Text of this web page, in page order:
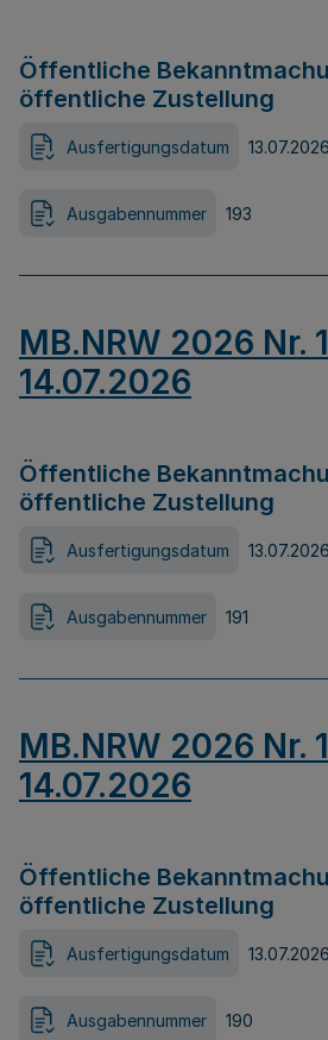
Öffentliche
öffentliche Zustellung
Ausfertigungsdatum 13.07.2026
Ausgabennummer 193
MB.NRW 2026 Nr.
14.07.2026
Öffentliche
öffentliche Zustellung
Ausfertigungsdatum 13.07.2026
Ausgabennummer 191
MB.NRW 2026 Nr.
14.07.2026
Öffentliche
öffentliche Zustellung
Ausfertigungsdatum 13.07.2026
Ausgabennummer 190